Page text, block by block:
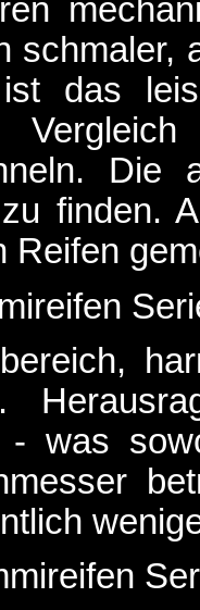
schmaler,
ist das
Die
finden.
Reifen
- was